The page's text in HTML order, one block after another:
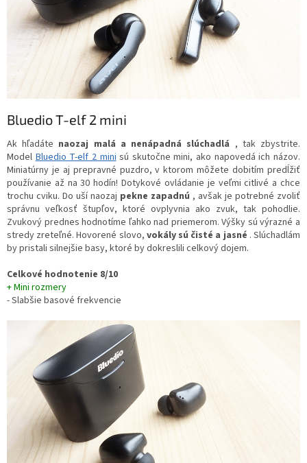
Bluedio T-elf 2 mini
Ak hľadáte naozaj malá a nenápadná slúchadlá , tak zbystrite.
ModelBluedio T-elf 2 minisú skutočne mini, ako napovedá ich názov.
Miniatúrny je aj prepravné puzdro, v ktorom môžete dobitím predĺžiť
používanie až na 30 hodín! Dotykové ovládanie je veľmi citlivé a chce
trochu cviku. Do uší naozaj pekne zapadnú , avšak je potrebné zvoliť
správnu veľkosť štupľov, ktoré ovplyvnia ako zvuk, tak pohodlie.
Zvukový prednes hodnotíme ľahko nad priemerom. Výšky sú výrazné a
stredy zreteľné. Hovorené slovo, vokály sú čisté a jasné . Slúchadlám
by pristali silnejšie basy, ktoré by dokreslili celkový dojem.
Celkové hodnotenie 8/10
+ Mini rozmery
- Slabšie basové frekvencie